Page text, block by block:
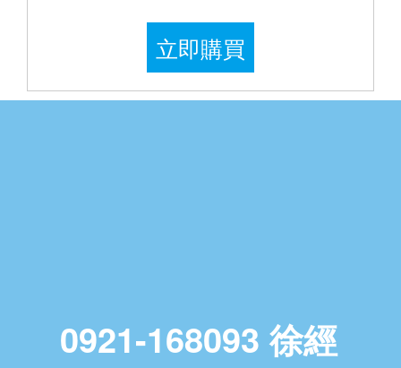
立即購買
0921-168093 徐經